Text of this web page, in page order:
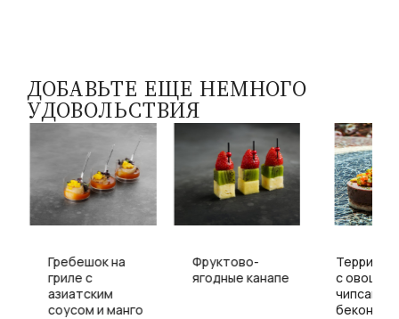
ДОБАВЬТЕ ЕЩЕ НЕМНОГО
УДОВОЛЬСТВИЯ
Гребешок на
гриле с
азиатским
соусом и манго
Фруктово-
ягодные канапе
Террин
с
чипсами
бекона